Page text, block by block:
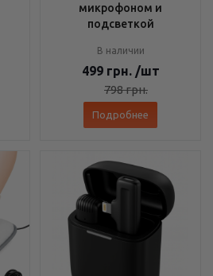
микрофоном и
подсветкой
В наличии
499 грн. /шт
798грн.
Подробнее